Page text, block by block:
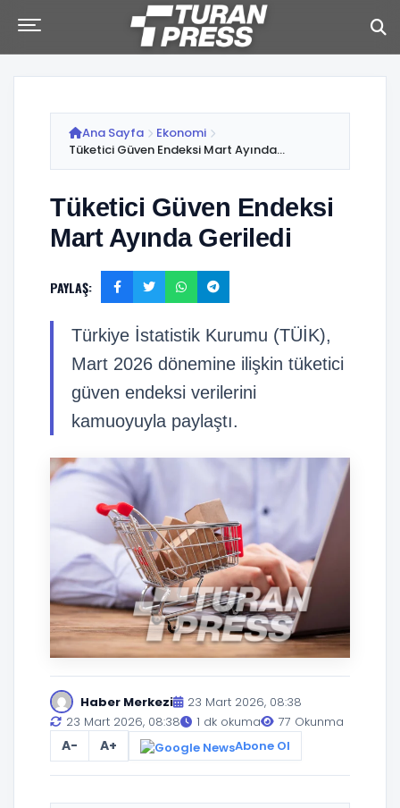
Ana Sayfa
Ekonomi
Tüketici Güven Endeksi Mart Ayında...
Tüketici Güven Endeksi
Mart Ayında Geriledi
PAYLAŞ:
Türkiye İstatistik Kurumu (TÜİK),
Mart 2026 dönemine ilişkin tüketici
güven endeksi verilerini
kamuoyuyla paylaştı.
Haber Merkezi
23 Mart 2026, 08:38
23 Mart 2026, 08:38
1 dk okuma 77 Okunma
A- A+ Abone Ol